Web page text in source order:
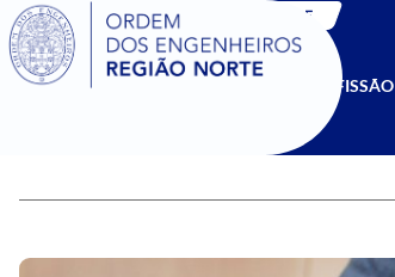
SIGOE
A OERN PROFISSÃO